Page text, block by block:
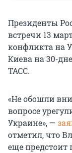
Президенты
встречи 13
конфликта на
Киева на 30-
ТАСС.
«Не обошли
вопросе
Украине», —
отметил, что
еще предстоит